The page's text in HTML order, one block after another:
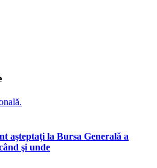
aşteptaţi la Bursa Generală a
şi unde